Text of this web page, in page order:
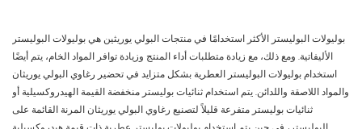
بوليولات البوليستر الأكثر استخدامًا في منتجات البولي يوريثين هي بوليولات البوليستر
الأليفاتية. ومع ذلك، مع زيادة متطلبات أداء المنتج وزيادة توافر المواد الخام، يتم أيضًا
استخدام بوليولات البوليستر العطرية بشكل متزايد في تحضير رغاوي البولي يوريثان
والمواد اللاصقة واللدائن. يتم استخدام ثنائيات بوليستر منخفضة القيمة الهيدروكسيلية أو
ثنائيات بوليستر متفرعة قليلاً لتصنيع رغاوي البولي يوريثان المرنة القائمة على